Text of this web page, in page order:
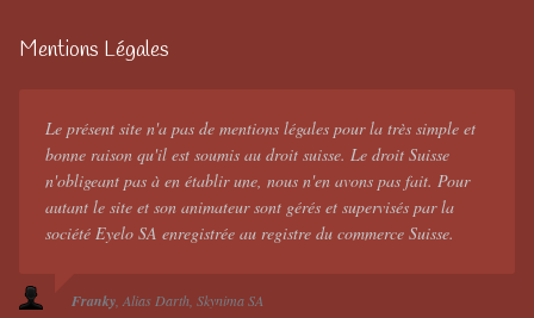
Mentions Légales
Le présent site n'a pas de mentions légales pour la très simple et
bonne raison qu'il est soumis au droit suisse. Le droit Suisse
n'obligeant pas à en établir une, nous n'en avons pas fait. Pour
autant le site et son animateur sont gérés et supervisés par la
société Eyelo SA enregistrée au registre du commerce Suisse.
Franky Alias Darth Skynima SA